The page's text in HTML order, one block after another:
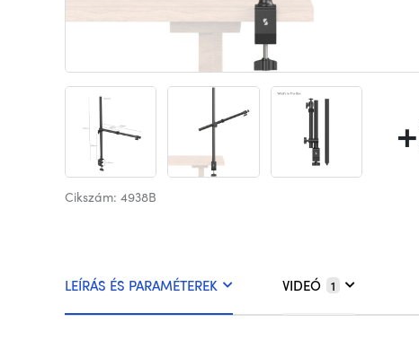
Cikszám: 4938B
LEÍRÁS ÉS PARAMÉTEREK VIDEÓ 1